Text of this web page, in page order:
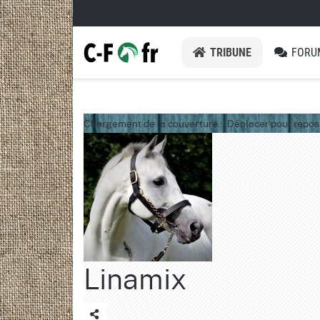
TRIBUNE
Chargement de la couverture… Déplacer pour
Linamix